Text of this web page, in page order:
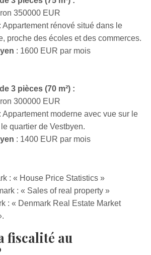
350000 EUR
: Appartement rénové situé dans le
proche des écoles et des commerces.
: 1600 EUR par mois
3 pièces (70 m²) :
300000 EUR
: Appartement moderne avec vue sur le
quartier de Vestbyen.
: 1400 EUR par mois
: « House Price Statistics »
: « Sales of real property »
: « Denmark Real Estate Market
fiscalité au